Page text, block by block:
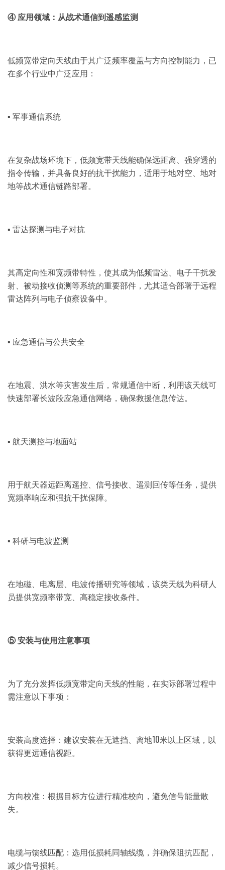
④ 应用领域：从战术通信到遥感监测
低频宽带定向天线由于其广泛频率覆盖与方向控制能力，已
在多个行业中广泛应用：
▪ 军事通信系统
在复杂战场环境下，低频宽带天线能确保远距离、强穿透的
指令传输，并具备良好的抗干扰能力，适用于地对空、地对
地等战术通信链路部署。
▪ 雷达探测与电子对抗
其高定向性和宽频带特性，使其成为低频雷达、电子干扰发
射、被动接收侦测等系统的重要部件，尤其适合部署于远程
雷达阵列与电子侦察设备中。
▪ 应急通信与公共安全
在地震、洪水等灾害发生后，常规通信中断，利用该天线可
快速部署长波段应急通信网络，确保救援信息传达。
▪ 航天测控与地面站
用于航天器远距离遥控、信号接收、遥测回传等任务，提供
宽频率响应和强抗干扰保障。
▪ 科研与电波监测
在地磁、电离层、电波传播研究等领域，该类天线为科研人
员提供宽频率带宽、高稳定接收条件。
⑤ 安装与使用注意事项
为了充分发挥低频宽带定向天线的性能，在实际部署过程中
需注意以下事项：
安装高度选择：建议安装在无遮挡、离地10米以上区域，以
获得更远通信视距。
方向校准：根据目标方位进行精准校向，避免信号能量散
失。
电缆与馈线匹配：选用低损耗同轴线缆，并确保阻抗匹配，
减少信号损耗。